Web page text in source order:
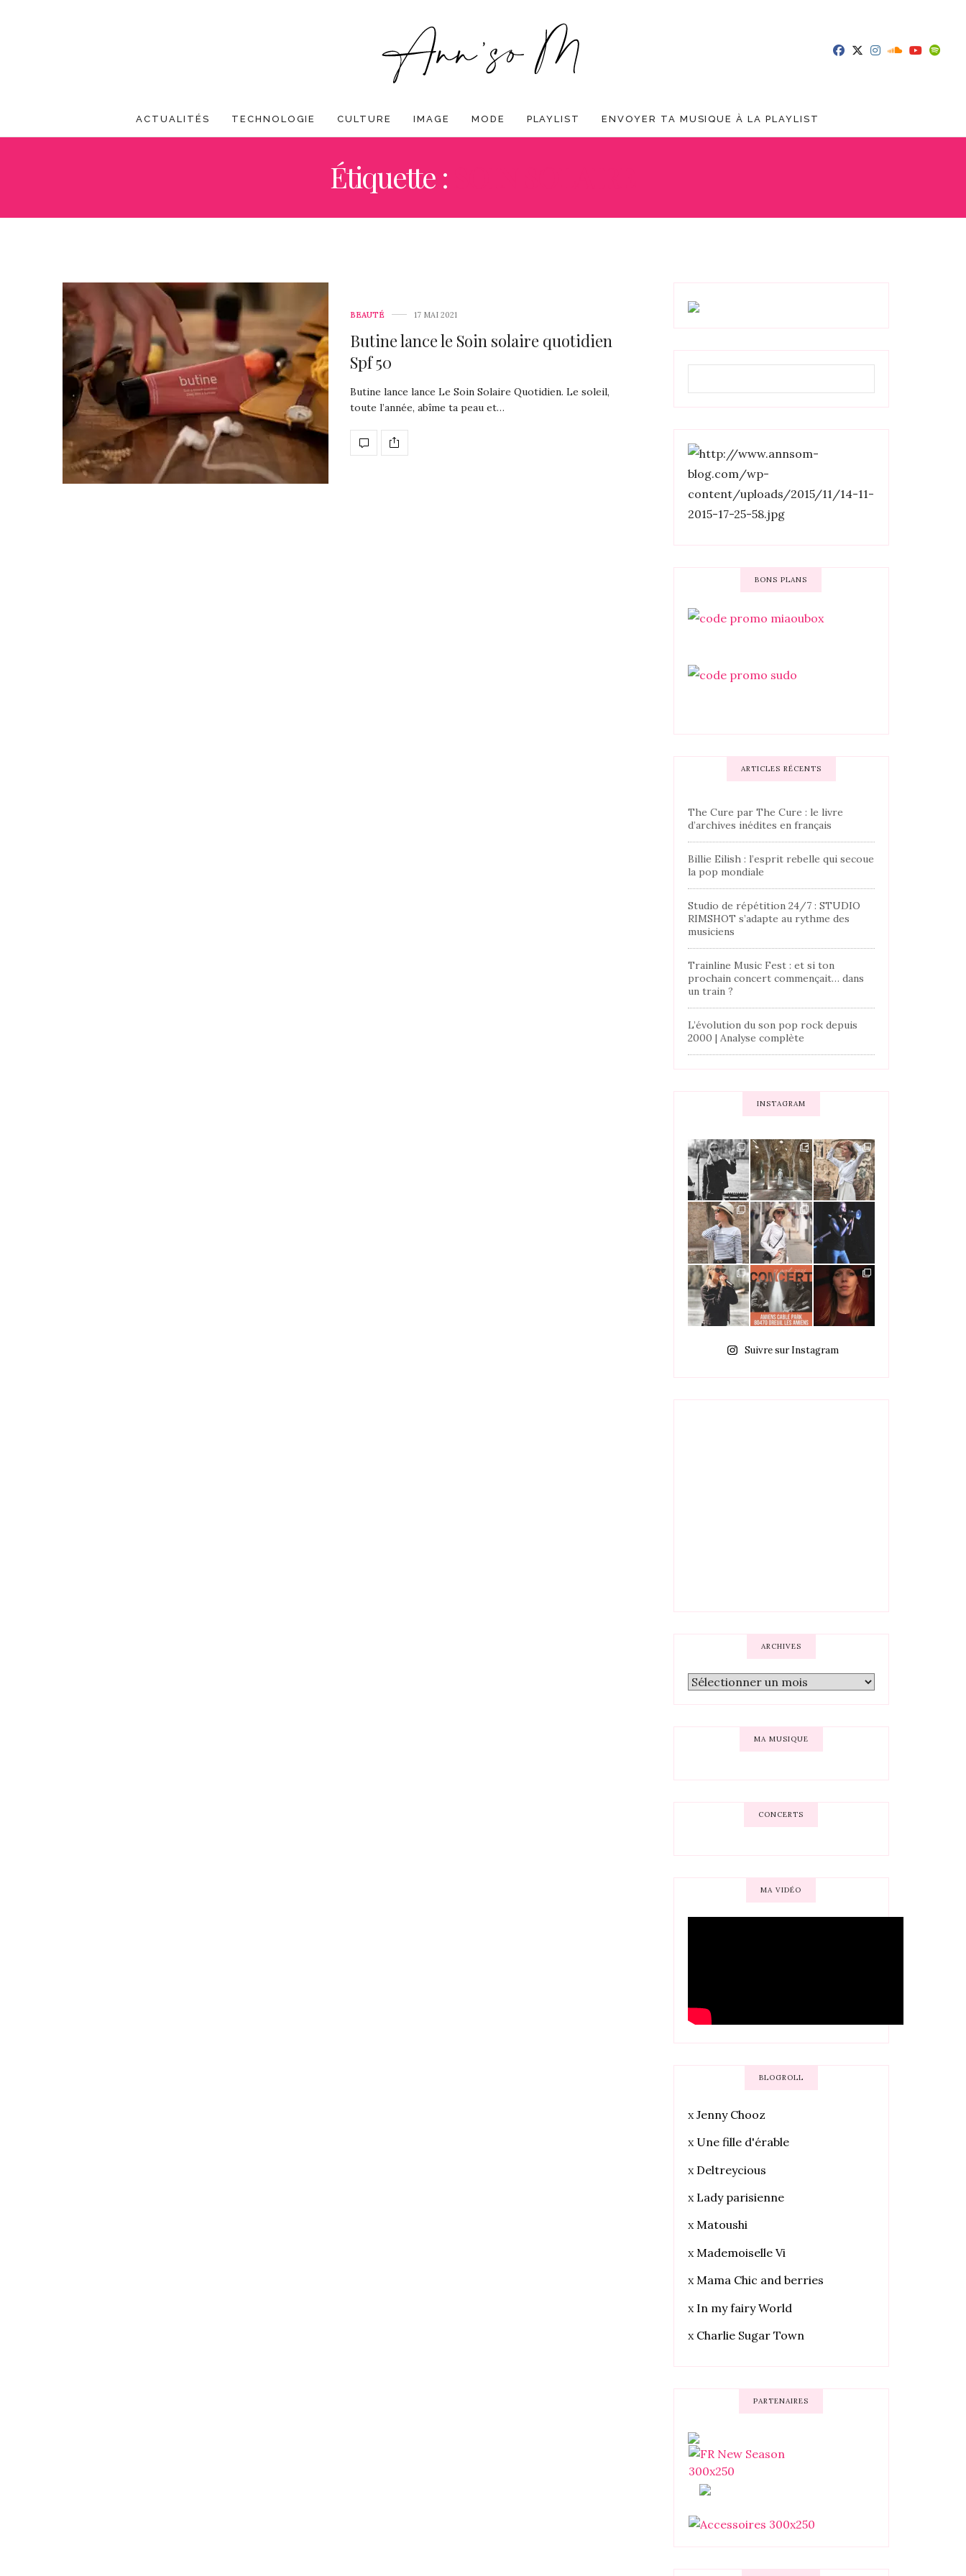
ACTUALITÉS TECHNOLOGIE CULTURE IMAGE MODE PLAYLIST ENVOYER TA MUSIQUE À LA PLAYLIST
Étiquette :
BEAUTÉ 17 MAI 2021
Butine lance le Soin solaire quotidien
Spf 50
Butine lance lance Le Soin Solaire Quotidien. Le soleil,
toute l’année, abîme ta peau et…
BONS PLANS
ARTICLES RÉCENTS
The Cure par The Cure : le livre
d’archives inédites en français
Billie Eilish : l’esprit rebelle qui secoue
la pop mondiale
Studio de répétition 24/7 : STUDIO
RIMSHOT s’adapte au rythme des
musiciens
Trainline Music Fest : et si ton
prochain concert commençait… dans
un train ?
L’évolution du son pop rock depuis
2000 | Analyse complète
INSTAGRAM
Suivre sur Instagram
ARCHIVES
MA MUSIQUE
CONCERTS
MA VIDÉO
BLOGROLL
x Jenny Chooz
x Une fille d'érable
x Deltreycious
x Lady parisienne
xMatoushi
x Mademoiselle Vi
xMama Chic and berries
x In my fairy World
x Charlie Sugar Town
PARTENAIRES